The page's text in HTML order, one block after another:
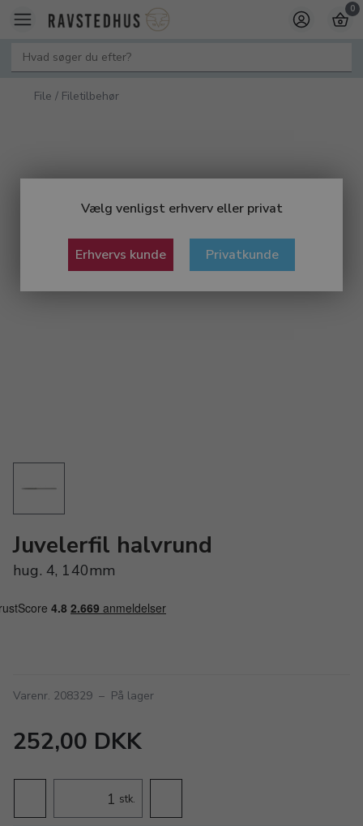
Vælg venligst erhverv eller privat
Erhvervs kunde Privatkunde
0
File / Filetilbehør
Juvelerfil halvrund
hug. 4, 140mm
Varenr. 208329 – På lager
252,00 DKK
stk.